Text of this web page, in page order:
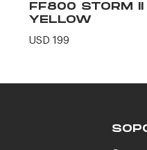
FF800 STORM
YELLOW
USD 199